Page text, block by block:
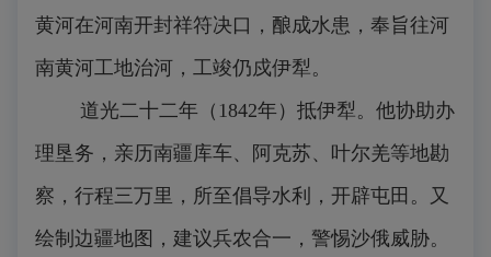
黄河在河南开封祥符决口，酿成水患，奉旨往河
南黄河工地治河，工竣仍戍伊犁。
道光二十二年（1842年）抵伊犁。他协助办
理垦务，亲历南疆库车、阿克苏、叶尔羌等地勘
察，行程三万里，所至倡导水利，开辟屯田。又
绘制边疆地图，建议兵农合一，警惕沙俄威胁。